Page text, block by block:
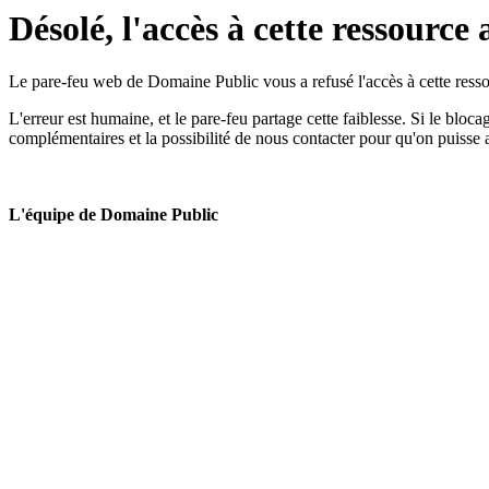
Désolé, l'accès à cette ressource
Le pare-feu web de Domaine Public vous a refusé l'accès à cette
L'erreur est humaine, et le pare-feu partage cette faiblesse. Si le
complémentaires et la possibilité de nous contacter pour qu'on puisse
L'équipe de Domaine Public